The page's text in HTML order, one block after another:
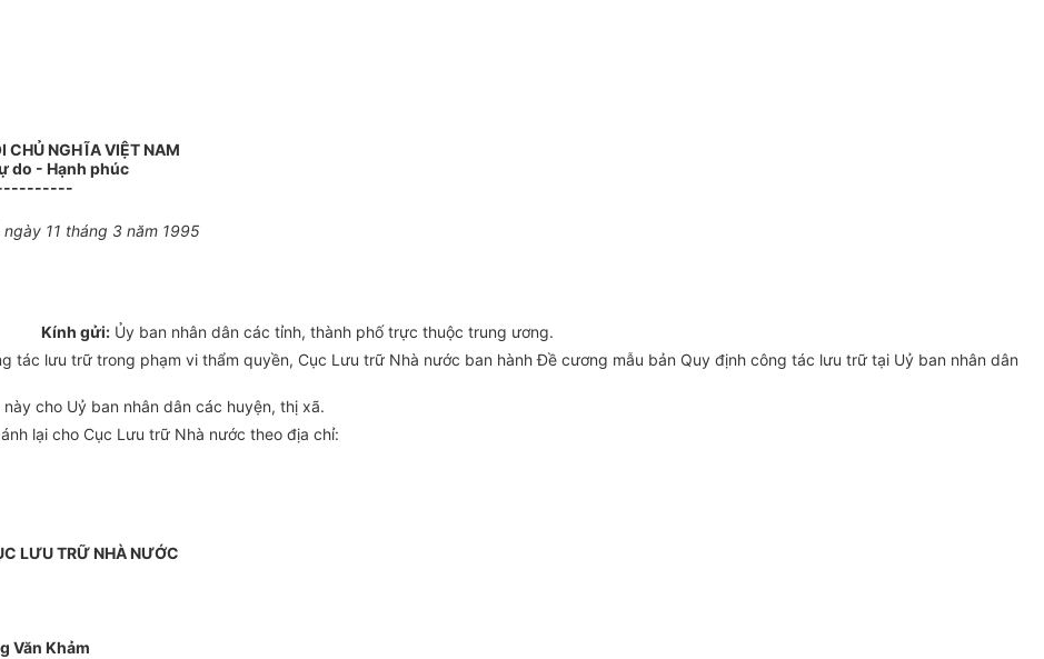
CHỦ NGHĨA VIỆT NAM
do - Hạnh phúc
ngày 11 tháng 3 năm 1995
Kính gửi:Ủy ban nhân dân các tỉnh, thành phố trực thuộc trung ương.
tác lưu trữ trong phạm vi thẩm quyền, Cục Lưu trữ Nhà nước ban hành Đề cương mẫu bản Quy định công tác lưu trữ tại Uỷ ban nhân dân
cho Uỷ ban nhân dân các huyện, thị xã.
lại cho Cục Lưu trữ Nhà nước theo địa chỉ:
LƯU TRỮ NHÀ NƯỚC
Văn Khảm